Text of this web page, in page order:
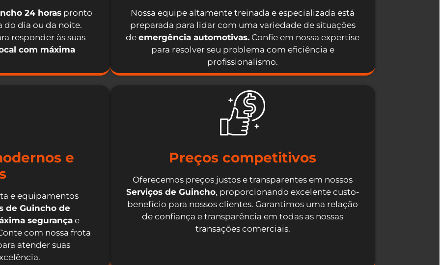
24 horaspronto
do dia ou da noite.
responder às suas
com máxima
Nossa equipe altamente treinada e especializada está
preparada para lidar com uma variedade de situações
de emergência automotivas. Confie em nossa expertise
para resolver seu problema com eficiência e
profissionalismo.
e
e equipamentos
de Guincho de
segurançae
com nossa frota
atender suas
Preços competitivos
Oferecemos preços justos e transparentes em nossos
Serviços de Guincho, proporcionando excelente custo-
benefício para nossos clientes. Garantimos uma relação
de confiança e transparência em todas as nossas
transações comerciais.